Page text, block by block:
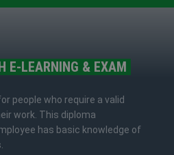
BHV
EERSTE
(EHBO)
E-LEARNING & EXAM
people who require a valid
work. This diploma
has basic knowledge of